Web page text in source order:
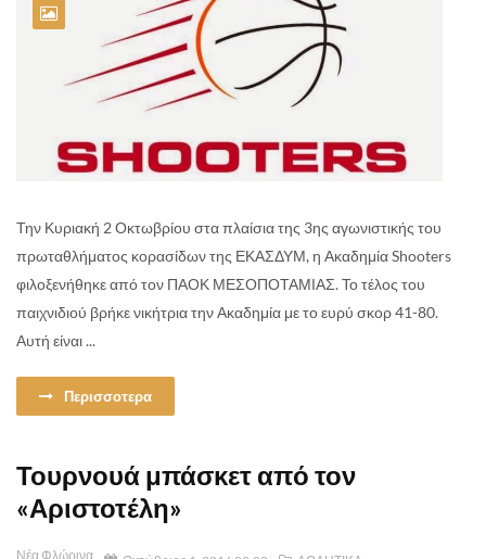
Την Κυριακή 2 Οκτωβρίου στα πλαίσια της 3ης αγωνιστικής του
πρωταθλήματος κορασίδων της ΕΚΑΣΔΥΜ, η Ακαδημία Shooters
φιλοξενήθηκε από τον ΠΑΟΚ ΜΕΣΟΠΟΤΑΜΙΑΣ. Το τέλος του
παιχνιδιού βρήκε νικήτρια την Ακαδημία με το ευρύ σκορ 41-80.
Αυτή είναι ...
Περισσοτερα
Τουρνουά μπάσκετ από τον
«Αριστοτέλη»
Νέα Φλώρινα